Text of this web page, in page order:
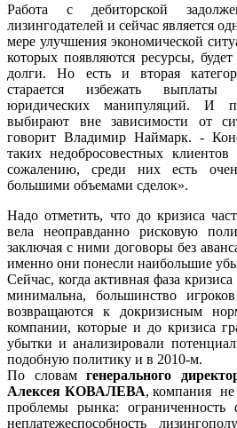
Работа с дебиторской
лизингодателей и сейчас является
мере улучшения экономической
которых появляются ресурсы,
долги. Но есть и вторая
старается избежать выплаты
юридических манипуляций. И
выбирают вне зависимости от
говорит Владимир Наймарк. -
таких недобросовестных
сожалению, среди них есть
большими объемами сделок».
Надо отметить, что до кризиса
вела неоправданно рисковую
заключая с ними договоры без
именно они понесли наибольшие
Сейчас, когда активная фаза
минимальна, большинство
возвращаются к докризисным
компании, которые и до кризиса
убытки и анализировали
подобную политику и в 2010-м.
По словамгенерального
Алексея КОВАЛЕВА, компания не
проблемы рынка: ограниченность
неплатежеспособность